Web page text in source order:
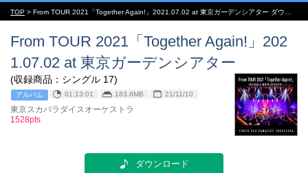
TOP > From TOUR 2021「Together Again!」2021.07.02 at 東京ガーデンシアター ダウンロード
From TOUR 2021「Together Again!」202
1.07.02 at 東京ガーデンシアター
(収録商品：シングル 17)
アルバム 01:13:01 183.6MB 21/11/10
東京スカパラダイスオーケストラ
1528pts
ダウンロード